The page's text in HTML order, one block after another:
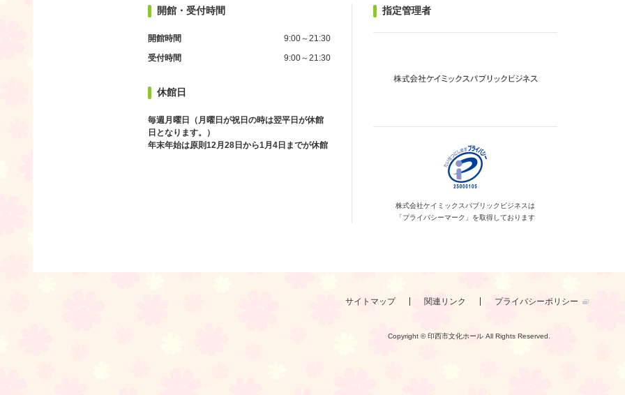
開館・受付時間
開館時間
9:00～21:30
受付時間
9:00～21:30
休館日
毎週月曜日（月曜日が祝日の時は翌平日が休館
日となります。）
年末年始は原則12月28日から1月4日までが休館
指定管理者
株式会社ケイミックス パブリックビジネスは
「プライバシーマーク」を取得しております
サイトマップ 関連リンク プライバシーポリシー
Copyright © 印西市文化ホールAll Rights Reserved.